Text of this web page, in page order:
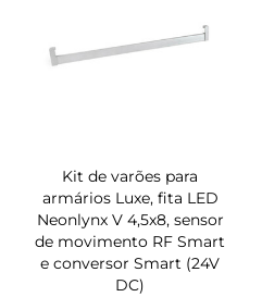
Kit de varões para
armários Luxe, fita LED
Neonlynx V 4,5x8, sensor
de movimento RF Smart
e conversor Smart (24V
DC)